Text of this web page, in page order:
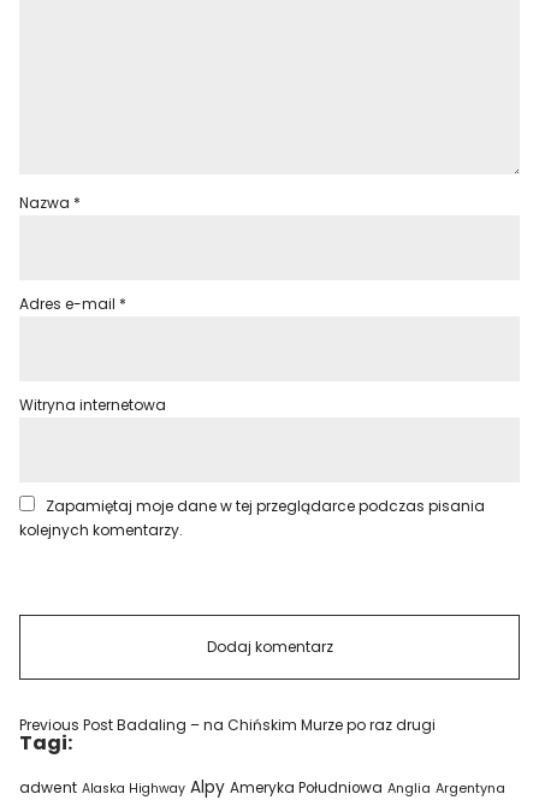
Nazwa *
Adres e-mail *
Witryna internetowa
Zapamiętaj moje dane w tej przeglądarce podczas pisania
kolejnych komentarzy.
Previous PostBadaling – na Chińskim Murze po raz drugi
Tagi:
adwent Alaska Highway Alpy Ameryka Południowa Anglia Argentyna